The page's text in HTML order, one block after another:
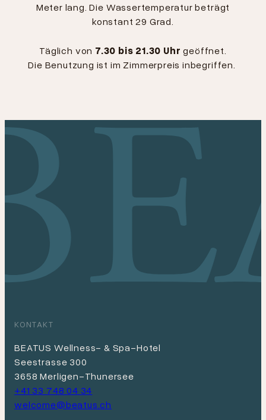
Meter lang. Die Wassertemperatur beträgt
konstant 29 Grad.
Täglich von 7.30 bis 21.30 Uhr geöffnet.
Die Benutzung ist im Zimmerpreis inbegriffen.
KONTAKT
BEATUS Wellness- & Spa-Hotel
Seestrasse 300
3658 Merligen-Thunersee
+41 33 748 04 34
welcome@beatus.ch